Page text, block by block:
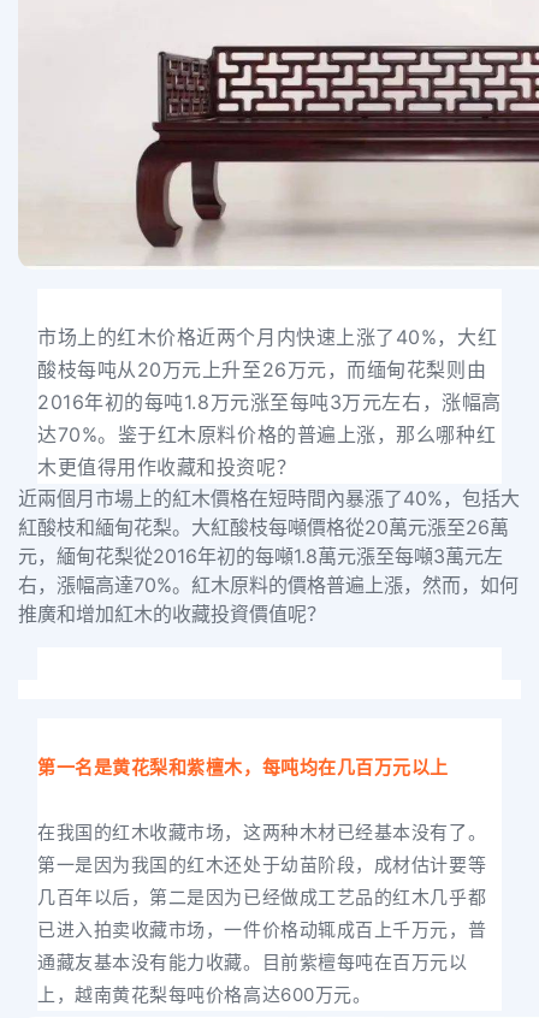
市场上的红木价格近两个月内快速上涨了40%，大红
酸枝每吨从20万元上升至26万元，而缅甸花梨则由
2016年初的每吨1.8万元涨至每吨3万元左右，涨幅高
达70%。鉴于红木原料价格的普遍上涨，那么哪种红
木更值得用作收藏和投资呢？
近兩個月市場上的紅木價格在短時間內暴漲了40%，包括大
紅酸枝和緬甸花梨。大紅酸枝每噸價格從20萬元漲至26萬
元，緬甸花梨從2016年初的每噸1.8萬元漲至每噸3萬元左
右，漲幅高達70%。紅木原料的價格普遍上漲，然而，如何
推廣和增加紅木的收藏投資價值呢？
第一名是黄花梨和紫檀木，每吨均在几百万元以上
在我国的红木收藏市场，这两种木材已经基本没有了。
第一是因为我国的红木还处于幼苗阶段，成材估计要等
几百年以后，第二是因为已经做成工艺品的红木几乎都
已进入拍卖收藏市场，一件价格动辄成百上千万元，普
通藏友基本没有能力收藏。目前紫檀每吨在百万元以
上，越南黄花梨每吨价格高达600万元。